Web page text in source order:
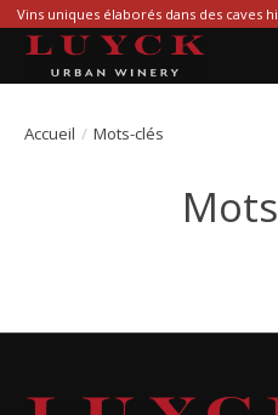
Vins uniques élaborés dans des caves
Accueil / Mots-clés